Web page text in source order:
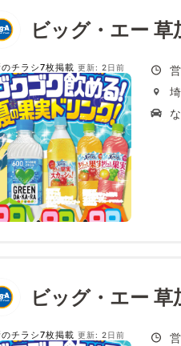
ビッグ・エー 草
チラシ7枚掲載 更新: 2日前
ビッグ・エー 草
チラシ7枚掲載 更新: 2日前